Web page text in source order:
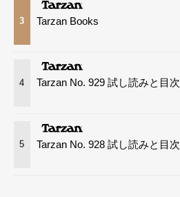
3 Tarzan Books
4 Tarzan No. 929 試し読みと目次
5 Tarzan No. 928 試し読みと目次